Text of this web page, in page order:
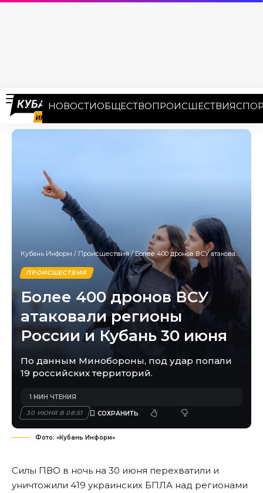
НОВОСТИОБЩЕСТВОПРОИСШЕСТВИЯ
Кубань Информ / Происшествия/Более 400 дронов ВСУ атаковали регионы России и Кубань 30 июня
ПРОИСШЕСТВИЯ
Более 400 дронов ВСУ
атаковали регионы
России и Кубань 30 июня
По данным Минобороны, под удар попали
19 российских территорий.
30 ИЮНЯ В 08:51
1 МИН ЧТЕНИЯ
Фото: «Кубань Информ»
Силы ПВО в ночь на 30 июня перехватили и
уничтожили 419 украинских БПЛА над регионами